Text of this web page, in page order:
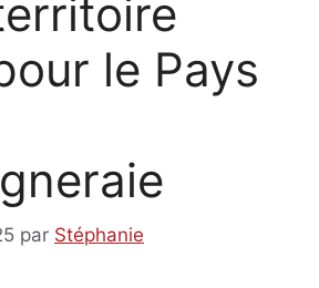
le Pays
par Stéphanie